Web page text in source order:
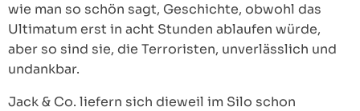
wie man so schön sagt, Geschichte, obwohl das
Ultimatum erst in acht Stunden ablaufen würde,
aber so sind sie, die Terroristen, unverlässlich und
undankbar.
Jack & Co. liefern sich dieweil im Silo schon